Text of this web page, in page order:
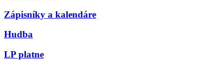
Zápisníky a kalendáre
Hudba
LP platne